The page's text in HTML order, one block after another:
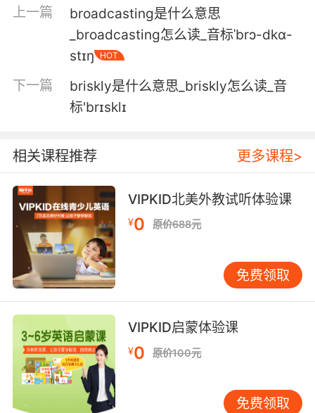
happening down here.
英国医生对这里发生的事毫无兴趣
6. British comfort food that generations have
thrived on.
7. British columbia has more to offer the
thrillseeking adventurer.
不列颠哥伦比亚省还有更多好地方 提供给寻找 感
的冒险者
8. Usually in a deeply offensive British
accent.
她通常很不喜欢英式口音的
9. British workmanship, sailing up there
among the stars.
英国制造的探测器在群星之间遨游
上一篇
broadcasting是什么意思
_broadcasting怎么读_音标ˈbrɔ-dkɑ-
stɪŋ
HOT
下一篇
briskly是什么意思_briskly怎么读_音
标'brɪsklɪ
相关课程推荐 更多课程>
VIPKID北美外教试听体验课
¥0 原价688元
免费领取
VIPKID启蒙体验课
¥0 原价100元
免费领取